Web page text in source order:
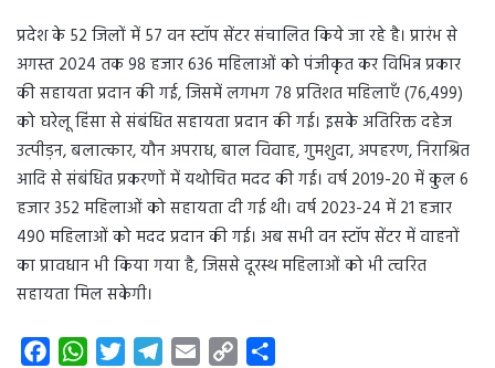
प्रदेश के 52 जिलों में 57 वन स्टॉप सेंटर संचालित किये जा रहे है। प्रारंभ से
अगस्त 2024 तक 98 हजार 636 महिलाओं को पंजीकृत कर विभिन्न प्रकार
की सहायता प्रदान की गई, जिसमें लगभग 78 प्रतिशत महिलाएँ (76,499)
को घरेलू हिंसा से संबंधित सहायता प्रदान की गई। इसके अतिरिक्त दहेज
उत्पीड़न, बलात्कार, यौन अपराध, बाल विवाह, गुमशुदा, अपहरण, निराश्रित
आदि से संबंधित प्रकरणों में यथोचित मदद की गई। वर्ष 2019-20 में कुल 6
हजार 352 महिलाओं को सहायता दी गई थी। वर्ष 2023-24 में 21 हजार
490 महिलाओं को मदद प्रदान की गई। अब सभी वन स्टॉप सेंटर में वाहनों
का प्रावधान भी किया गया है, जिससे दूरस्थ महिलाओं को भी त्वरित
सहायता मिल सकेगी।
W